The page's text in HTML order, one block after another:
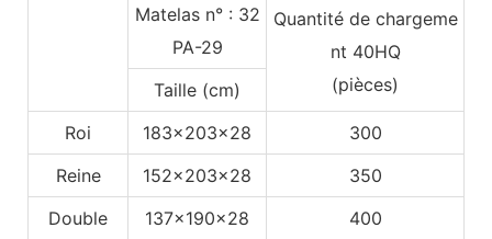
Matelas n° : 32
PA-29
Quantité de chargeme
nt 40HQ
(pièces)
Taille (cm)
Roi
183x203x28
300
Reine
152x203x28
350
Double
137x190x28 400